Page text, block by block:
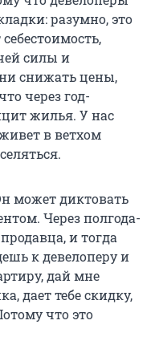
разумно, это
силы и
снижать цены,
через год-
жилья. У нас
в ветхом
может диктовать
Через полгода-
и тогда
к девелоперу и
дай мне
дает тебе скидку,
что это